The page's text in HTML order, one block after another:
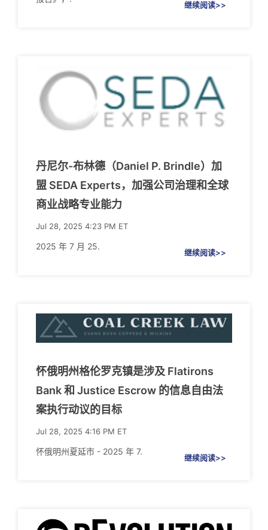
继续阅读>>
丹尼尔-布林德（Daniel P. Brindle）加
盟 SEDA Experts，加强公司治理和全球
商业战略专业能力
Jul 28, 2025 4:23 PM ET
2025 年 7 月 25.
继续阅读>>
怀俄明州格伦罗克镇是涉及 Flatirons
Bank 和 Justice Escrow 的信息自由法
案执行动议的目标
Jul 28, 2025 4:16 PM ET
怀俄明州夏延市 - 2025 年 7.
继续阅读>>